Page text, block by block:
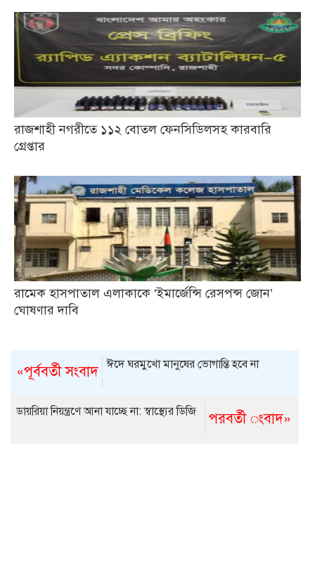
রাজশাহী নগরীতে ১১২ বোতল ফেনসিডিলসহ কারবারি
গ্রেপ্তার
রামেক হাসপাতাল এলাকাকে ‘ইমার্জেন্সি রেসপন্স জোন’
ঘোষণার দাবি
«পূর্ববর্তী সংবাদ ঈদে ঘরমুখো মানুষের ভোগান্তি হবে না
পরবর্তী ংবাদ»
ডায়রিয়া নিয়ন্ত্রণে আনা যাচ্ছে না: স্বাস্থ্যের ডিজি